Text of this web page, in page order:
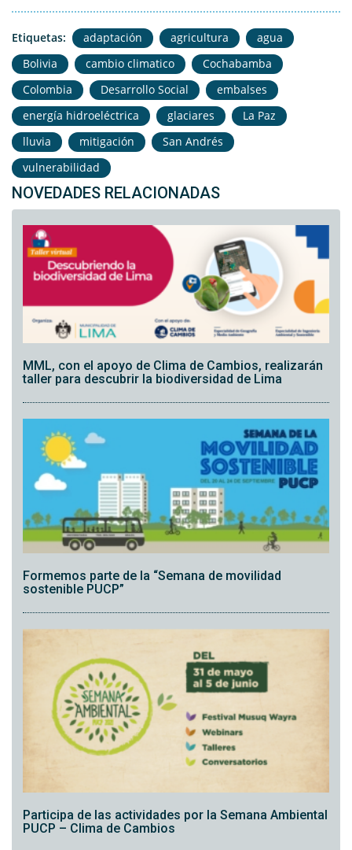
Etiquetas: adaptación agricultura
agua
Bolivia
cambio climatico
Cochabamba
Colombia
Desarrollo Social
embalses
energía hidroeléctrica
glaciares
La Paz
lluvia
mitigación
San Andrés
vulnerabilidad
NOVEDADES RELACIONADAS
MML, con el apoyo de Clima de Cambios, realizarán
taller para descubrir la biodiversidad de Lima
Formemos parte de la “Semana de movilidad
sostenible PUCP”
Participa de las actividades por la Semana Ambiental
PUCP – Clima de Cambios